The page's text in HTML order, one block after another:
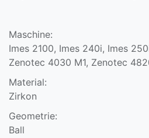
Maschine:
Imes 2100, Imes 240i, Imes
Zenotec 4030 M1, Zenotec
Material:
Zirkon
Geometrie:
Ball